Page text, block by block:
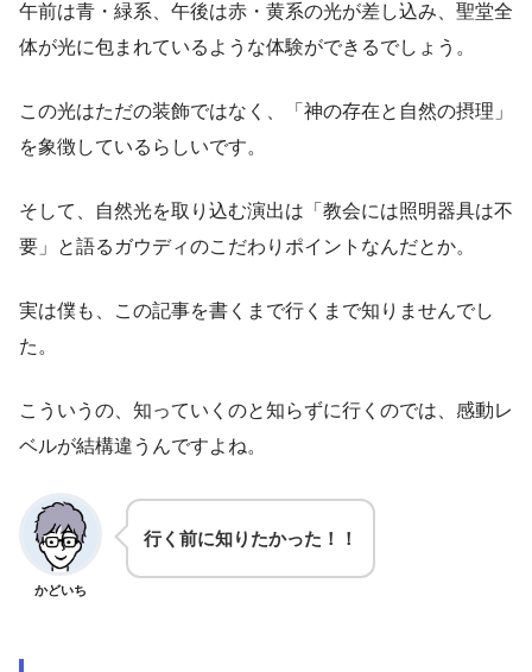
午前は青・緑系、午後は赤・黄系の光が差し込み、聖堂全
体が光に包まれているような体験ができるでしょう。
この光はただの装飾ではなく、「神の存在と自然の摂理」
を象徴しているらしいです。
そして、自然光を取り込む演出は「教会には照明器具は不
要」と語るガウディのこだわりポイントなんだとか。
実は僕も、この記事を書くまで行くまで知りませんでし
た。
こういうの、知っていくのと知らずに行くのでは、感動レ
ベルが結構違うんですよね。
かどいち
行く前に知りたかった！！